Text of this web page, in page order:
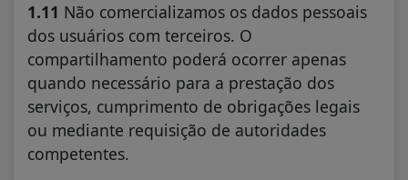
1.11 Não comercializamos os dados pessoais
dos usuários com terceiros. O
compartilhamento poderá ocorrer apenas
quando necessário para a prestação dos
serviços, cumprimento de obrigações legais
ou mediante requisição de autoridades
competentes.